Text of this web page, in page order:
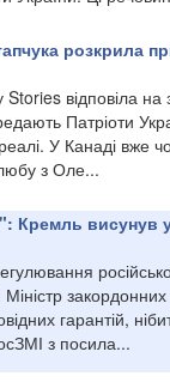
розкрила
відповіла на
Патріоти
У Канаді вже
з Оле...
Кремль висунув
російської
гарантій,
з посила...